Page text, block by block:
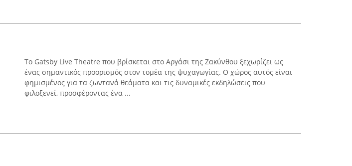
Το Gatsby Live Theatre που βρίσκεται στο Αργάσι της Ζακύνθου ξεχωρίζει ως
ένας σημαντικός προορισμός στον τομέα της ψυχαγωγίας. Ο χώρος αυτός είναι
φημισμένος για τα ζωντανά θεάματα και τις δυναμικές εκδηλώσεις που
φιλοξενεί, προσφέροντας ένα ...